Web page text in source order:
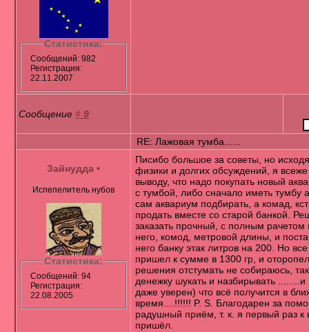
Статистика:
Сообщений: 982
Регистрация:
22.11.2007
Сообщение#9
RE: Лажовая тумба......
Зайнудда •
Испепелитель нубов
Статистика:
Сообщений: 94
Регистрация:
22.08.2005
Писибо большое за советы, но
физики и долгих обсуждений, я
выводу, что надо покупать новый
с тумбой, либо сначало иметь тумбу
сам аквариум подбирать, а комад,
продать вместе со старой банкой.
заказать прочный, с полным рачетом
него, комод, метровой длины, и
него банку этак литров на 200. Но
пришел к сумме в 1300 гр, и
решения отстумать не собираюсь,
денежку шукать и назбирывать
даже уверен) что всё получится в
время....!!!!!! P. S. Благодарен за
радушный приём, т. к. я первый раз к
пришёл.